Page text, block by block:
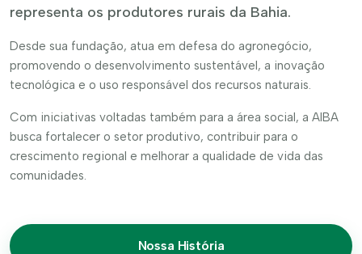
representa os produtores rurais da Bahia.
Desde sua fundação, atua em defesa do agronegócio,
promovendo o desenvolvimento sustentável, a inovação
tecnológica e o uso responsável dos recursos naturais.
Com iniciativas voltadas também para a área social, a AIBA
busca fortalecer o setor produtivo, contribuir para o
crescimento regional e melhorar a qualidade de vida das
comunidades.
Nossa História